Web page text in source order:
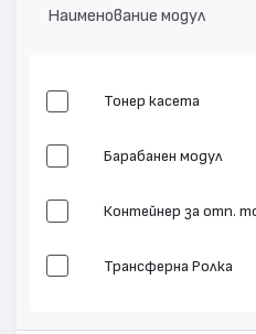
Наименование модул
Тонер касета
Барабанен модул
Контейнер за отп.
Трансферна Ролка